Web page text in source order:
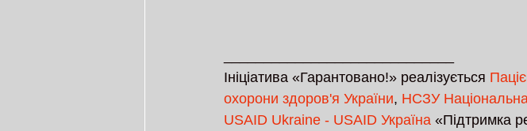
Ініціатива «Гарантовано!» реалізується
охорони здоров'я України, НСЗУ
USAID Ukraine - USAID Україна «Підтримка